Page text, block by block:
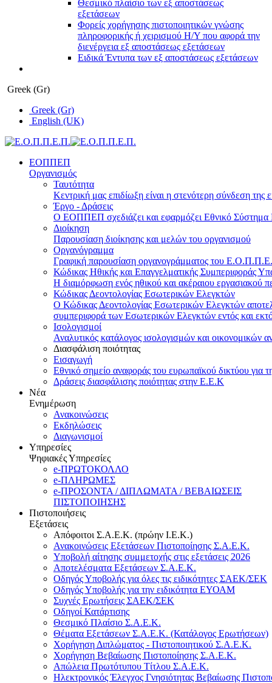
Θεσμικό πλαίσιο των εξ αποστάσεως
εξετάσεων
Φορείς χορήγησης πιστοποιητικών γνώσης
πληροφορικής ή χειρισμού Η/Υ που αφορά την
διενέργεια εξ αποστάσεως εξετάσεων
Ειδικά Έντυπα των εξ αποστάσεως εξετάσεων
Greek (Gr)
Greek (Gr)
English (UK)
ΕΟΠΠΕΠ
Οργανισμός
Ταυτότητα
Κεντρική μας επιδίωξη είναι η στενότερη σύνδεση της
Έργο - Δράσεις
Ο ΕΟΠΠΕΠ σχεδιάζει και εφαρμόζει Eθνικό Σύστημα
Διοίκηση
Παρουσίαση διοίκησης και μελών του οργανισμού
Οργανόγραμμα
Γραφική παρουσίαση οργανογράμματος του
Κώδικας Ηθικής και Επαγγελματικής Συμπεριφοράς
Η διαμόρφωση ενός ηθικού και ακέραιου εργασιακού
Κώδικας Δεοντολογίας Εσωτερικών Ελεγκτών
Ο Κώδικας Δεοντολογίας Εσωτερικών Ελεγκτών
συμπεριφορά των Εσωτερικών Ελεγκτών εντός και
Ισολογισμοί
Αναλυτικός κατάλογος ισολογισμών και οικονομικών
Διασφάλιση ποιότητας
Εισαγωγή
Εθνικό σημείο αναφοράς του ευρωπαϊκού δικτύου για
Δράσεις διασφάλισης ποιότητας στην Ε.Ε.Κ
Νέα
Ενημέρωση
Ανακοινώσεις
Εκδηλώσεις
Διαγωνισμοί
Υπηρεσίες
Ψηφιακές Υπηρεσίες
e-ΠΡΩΤΟΚΟΛΛΟ
e-ΠΛΗΡΩΜΕΣ
e-ΠΡΟΣΟΝΤΑ / ΔΙΠΛΩΜΑΤΑ / ΒΕΒΑΙΩΣΕΙΣ
ΠΙΣΤΟΠΟΙΗΣΗΣ
Πιστοποιήσεις
Εξετάσεις
Απόφοιτοι Σ.Α.Ε.Κ. (πρώην Ι.Ε.Κ.)
Ανακοινώσεις Εξετάσεων Πιστοποίησης Σ.Α.Ε.Κ.
Υποβολή αίτησης συμμετοχής στις εξετάσεις 2026
Αποτελέσματα Εξετάσεων Σ.Α.Ε.Κ.
Οδηγός Υποβολής για όλες τις ειδικότητες ΣΑΕΚ/ΣΕΚ
Οδηγός Υποβολής για την ειδικότητα ΕΥΟΑΜ
Συχνές Ερωτήσεις ΣΑΕΚ/ΣΕΚ
Οδηγοί Κατάρτισης
Θεσμικό Πλαίσιο Σ.Α.Ε.Κ.
Θέματα Εξετάσεων Σ.Α.Ε.Κ. (Κατάλογος Ερωτήσεων)
Χορήγηση Διπλώματος - Πιστοποιητικού Σ.Α.Ε.Κ.
Χορήγηση Βεβαίωσης Πιστοποίησης Σ.Α.Ε.Κ.
Απώλεια Πρωτότυπου Τίτλου Σ.Α.Ε.Κ.
Ηλεκτρονικός Έλεγχος Γνησιότητας Βεβαίωσης